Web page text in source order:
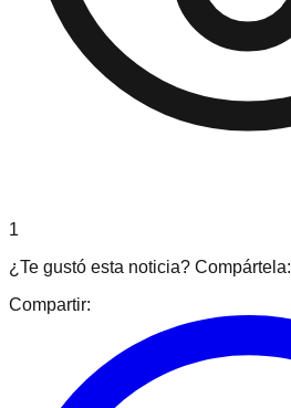
1
¿Te gustó esta noticia? Compártela:
Compartir: